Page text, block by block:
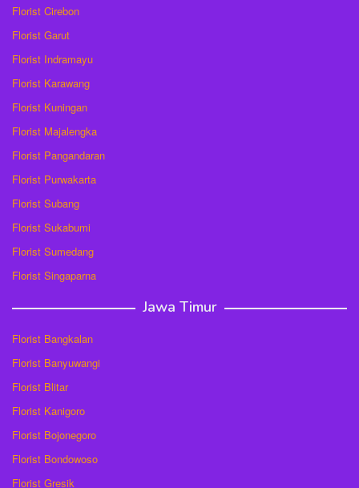
Florist Cirebon
Florist Garut
Florist Indramayu
Florist Karawang
Florist Kuningan
Florist Majalengka
Florist Pangandaran
Florist Purwakarta
Florist Subang
Florist Sukabumi
Florist Sumedang
Florist Singaparna
Jawa Timur
Florist Bangkalan
Florist Banyuwangi
Florist Blitar
Florist Kanigoro
Florist Bojonegoro
Florist Bondowoso
Florist Gresik